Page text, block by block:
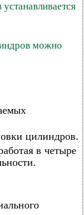
можно
цилиндров.
в четыре